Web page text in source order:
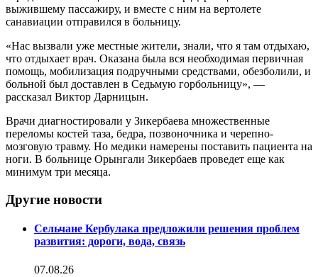
выжившему пассажиру, и вместе с ним на вертолете
санавиации отправился в больницу.
«Нас вызвали уже местные жители, знали, что я там отдыхаю,
что отдыхает врач. Оказана была вся необходимая первичная
помощь, мобилизация подручными средствами, обезболили, и
больной был доставлен в Седьмую горбольницу», —
рассказал Виктор Дарницын.
Врачи диагностировали у Зикербаева множественные
переломы костей таза, бедра, позвоночника и черепно-
мозговую травму. Но медики намерены поставить пациента на
ноги. В больнице Орынгали Зикербаев проведет еще как
минимум три месяца.
Другие новости
Сельчане Кербулака предложили решения проблем
развития: дороги, вода, связь
07.08.26